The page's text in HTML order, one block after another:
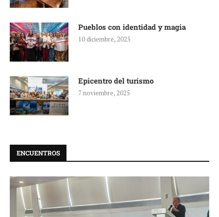
Pueblos con identidad y magia
10 diciembre, 2025
Epicentro del turismo
7 noviembre, 2025
ENCUENTROS